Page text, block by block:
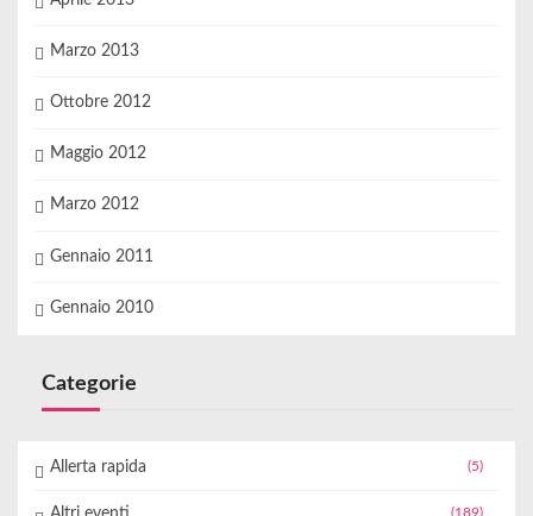
Marzo 2013
Ottobre 2012
Maggio 2012
Marzo 2012
Gennaio 2011
Gennaio 2010
Categorie
Allerta rapida (5)
(189)